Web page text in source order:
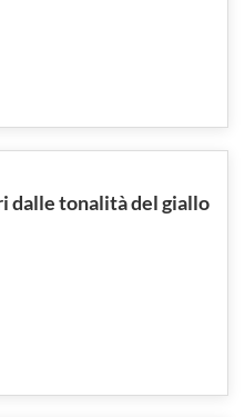
dalle tonalità del giallo